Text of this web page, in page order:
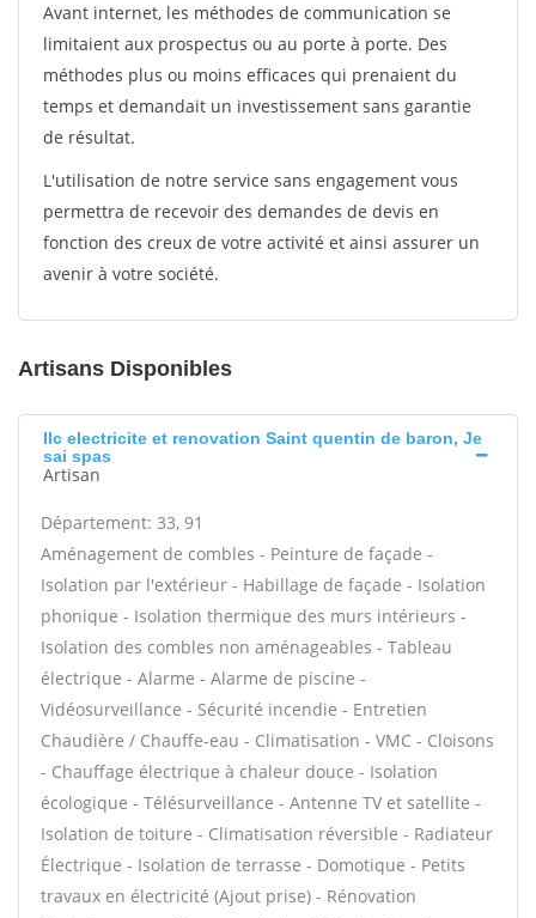
Avant internet, les méthodes de communication se
limitaient aux prospectus ou au porte à porte. Des
méthodes plus ou moins efficaces qui prenaient du
temps et demandait un investissement sans garantie
de résultat.
L'utilisation de notre service sans engagement vous
permettra de recevoir des demandes de devis en
fonction des creux de votre activité et ainsi assurer un
avenir à votre société.
Artisans Disponibles
Ilc electricite et renovation Saint quentin de baron, Je
sai spas
Artisan
Département: 33, 91
Aménagement de combles - Peinture de façade -
Isolation par l'extérieur - Habillage de façade - Isolation
phonique - Isolation thermique des murs intérieurs -
Isolation des combles non aménageables - Tableau
électrique - Alarme - Alarme de piscine -
Vidéosurveillance - Sécurité incendie - Entretien
Chaudière / Chauffe-eau - Climatisation - VMC - Cloisons
- Chauffage électrique à chaleur douce - Isolation
écologique - Télésurveillance - Antenne TV et satellite -
Isolation de toiture - Climatisation réversible - Radiateur
Électrique - Isolation de terrasse - Domotique - Petits
travaux en électricité (Ajout prise) - Rénovation